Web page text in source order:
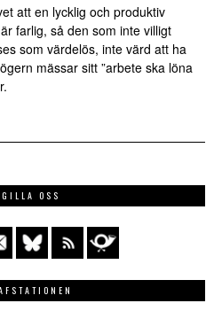
att en lycklig och produktiv
farlig, så den som inte villigt
som värdelös, inte värd att ha
mässar sitt ”arbete ska löna
OSS